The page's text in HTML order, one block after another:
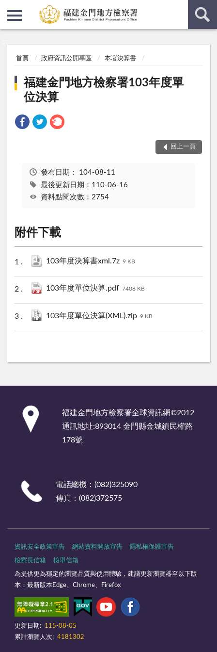
首頁 政府資訊公開專區 本署決算書
福建金門地方檢察署103年度單
位決算
回上一頁
發布日期： 104-08-11
最後更新日期：110-06-16
資料點閱次數：2754
附件下載
103年度決算書xml.7z 9 KB
103年度單位決算.pdf 7408 KB
103年度單位決算(XML).zip 9 KB
福建金門地方檢察署全球資訊網©2012
通訊地址:893014 金門縣金城鎮民權路
178號
電話總機：(082)325090
傳真：(082)372575
資訊安全政策宣告 網站資料開放宣告 隱私權保護宣告
檢察長信箱 檢舉信箱
為提供更為穩定的瀏覽品質與使用體驗，建議更新瀏覽器至以下版
本：最新版本Edge、Chrome、Firefox
更新日期:
115-08-05
累計瀏覽人次: 4181302